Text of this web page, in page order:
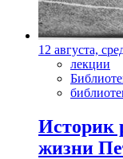
12 августа,
лекции
Историк
жизни